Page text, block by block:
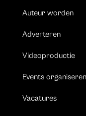
Auteur worden
Adverteren
Videoproductie
Events organiseren
Vacatures